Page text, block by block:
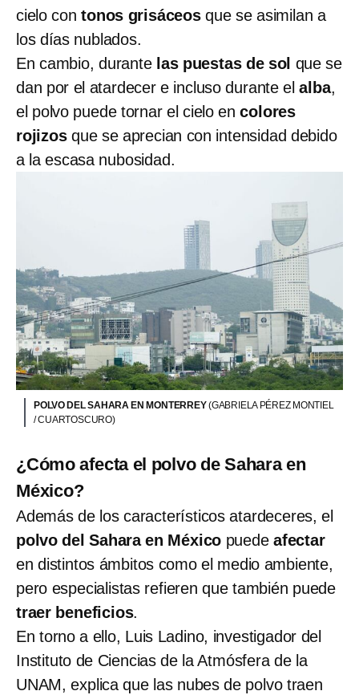
cielo contonos grisáceosque se asimilan a
los días nublados.
En cambio, durante las puestas de sol que se
dan por el atardecer e incluso durante elalba,
el polvo puede tornar el cielo encolores
rojizosque se aprecian con intensidad debido
a la escasa nubosidad.
POLVO DEL SAHARA EN MONTERREY(GABRIELA PÉREZ MONTIEL
/ CUARTOSCURO)
¿Cómo afecta el polvo de Sahara en
México?
Además de los característicos atardeceres, el
polvo del Sahara en México puedeafectar
en distintos ámbitos como el medio ambiente,
pero especialistas refieren que también puede
traer beneficios.
En torno a ello, Luis Ladino, investigador del
Instituto de Ciencias de la Atmósfera de la
UNAM, explica que las nubes de polvo traen